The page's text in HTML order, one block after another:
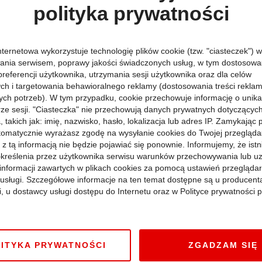
rozgarniętego listonosza we francuskim komediowym hicie
za mąż, zaraz wracam”. W „Przychodzi facet do lekarza”
(Merad), jego siostrę (Pol) i niby przypadkiem połowę
Przeglądu Nowego Kina Francuskiego: 28 maja, środa, godz.
„Nic do oclenia”)
„Kobieta na Marsie, mężczyzna na Wenus”, „Wyszłam za mąż,
Pol („Wyszłam za mąż, zaraz wracam”, „Przepis na miłość”)
Monolith Films, film w kinach od 11 lipca
obejrzenia najlepszych, docenionych na
w ramach przeglądu będzie można zobaczyć w Polsce po raz
polityka prywatności
wykorzystuje technologię plików cookie (tzw. "ciasteczek")
serwisem, poprawy jakości świadczonych usług, w tym
użytkownika, utrzymania sesji użytkownika oraz dla celów
i targetowania behawioralnego reklamy (dostosowania treści
potrzeb). W tym przypadku, cookie przechowuje informację o
sesji. "Ciasteczka" nie przechowują danych prywatnych dotyczących
takich jak: imię, nazwisko, hasło, lokalizacja lub adres IP. Zamykając
wyrażasz zgodę na wysyłanie cookies do Twojej
tą informacją nie będzie pojawiać się ponownie. Informujemy, że
przez użytkownika serwisu warunków przechowywania lub
zawartych w plikach cookies za pomocą ustawień
Szczegółowe informacje na ten temat dostępne są u
u dostawcy usługi dostępu do Internetu oraz w Polityce prywatności
PRYWATNOŚCI ZGADZAM SIĘ